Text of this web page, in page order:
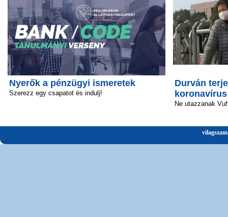
Nyerők a pénzügyi ismeretek
Szerezz egy csapatot és indulj!
Durván
koronavírus
Ne utazzanak